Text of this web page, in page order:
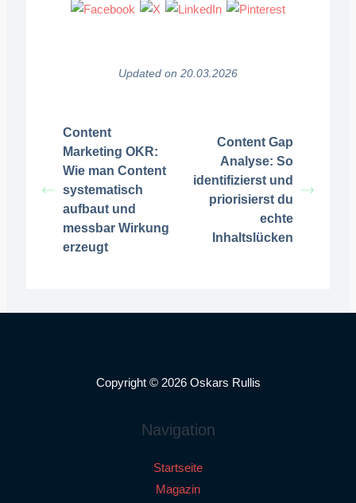
Updated on 20.03.2026
Content
Marketing OKR:
Wie man Content
systematisch
aufbaut und
messbar Wirkung
erzeugt
Content Gap
Analyse: So
identifizierst und
priorisierst du
echte
Inhaltslücken
Copyright © 2026 Oskars Rullis
Navigation
Startseite
Magazin